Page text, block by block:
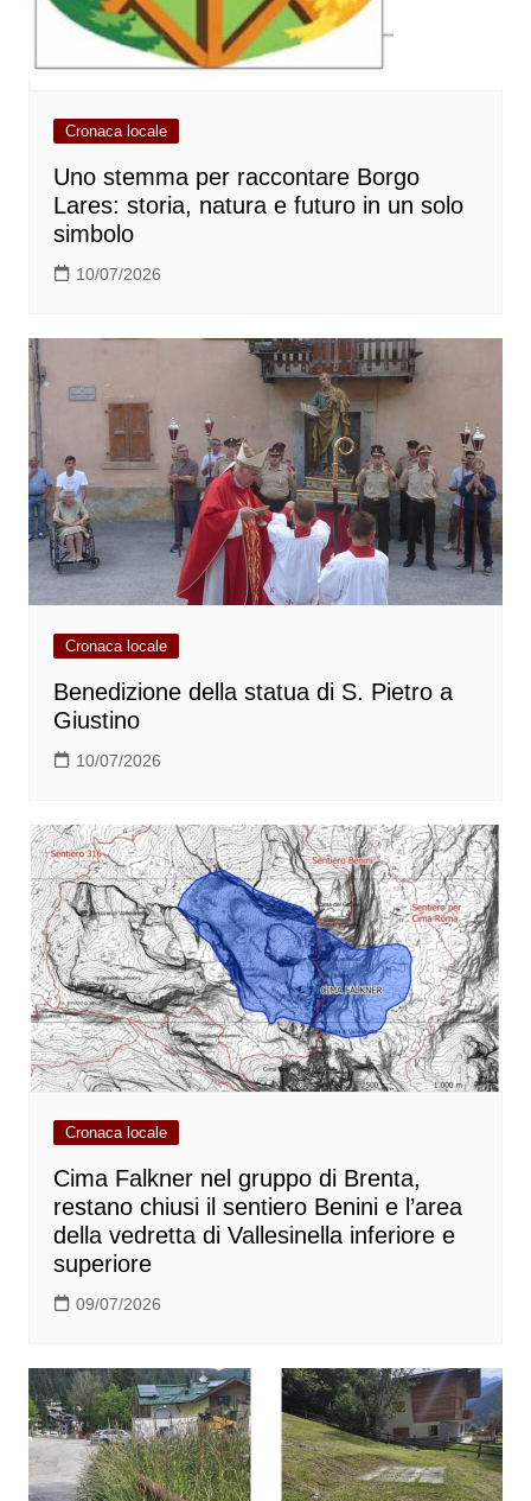
Cronaca locale
Uno stemma per raccontare Borgo
Lares: storia, natura e futuro in un solo
simbolo
10/07/2026
Cronaca locale
Benedizione della statua di S. Pietro a
Giustino
10/07/2026
Cronaca locale
Cima Falkner nel gruppo di Brenta,
restano chiusi il sentiero Benini e l’area
della vedretta di Vallesinella inferiore e
superiore
09/07/2026